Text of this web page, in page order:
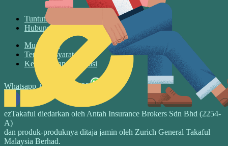
Tuntutan
Hubungin Kami
Muat turun
Terma & syarat
Keselamatan & privasi
Whatsapp +6017 3526122
ezTakaful diedarkan oleh Antah Insurance Brokers Sdn Bhd (2254-
A)
dan produk-produknya ditaja jamin oleh Zurich General Takaful
Malaysia Berhad.